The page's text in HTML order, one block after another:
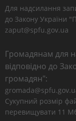
Для надсилання
до Закону України
zaput@spfu.gov.ua
Громадянам для
відповідно до
громадян":
Сукупний розмір
перевищувати 11